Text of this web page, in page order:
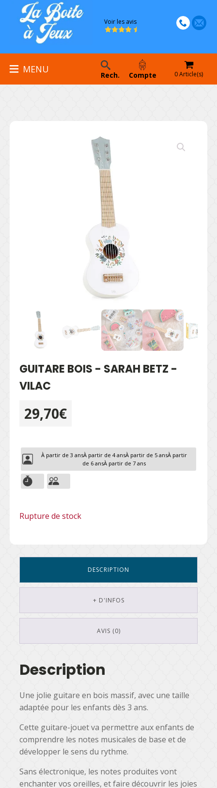
Voir les avis
MENU Rech. Compte 0 Article(s)
GUITARE BOIS - SARAH BETZ -
VILAC
29,70€
À partir de 3 ansÀ partir de 4 ansÀ partir de 5 ansÀ partir
de 6 ansÀ partir de 7 ans
Rupture de stock
DESCRIPTION
+ D'INFOS
AVIS (0)
Description
Une jolie guitare en bois massif, avec une taille
adaptée pour les enfants dès 3 ans.
Cette guitare-jouet va permettre aux enfants de
comprendre les notes musicales de base et de
développer le sens du rythme.
Sans électronique, les notes produites vont
enchanter vos oreilles, et faire découvrir les joies